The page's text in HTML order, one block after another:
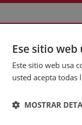
Ese sitio
Este sitio web usa
usted acepta todas
MOSTRAR